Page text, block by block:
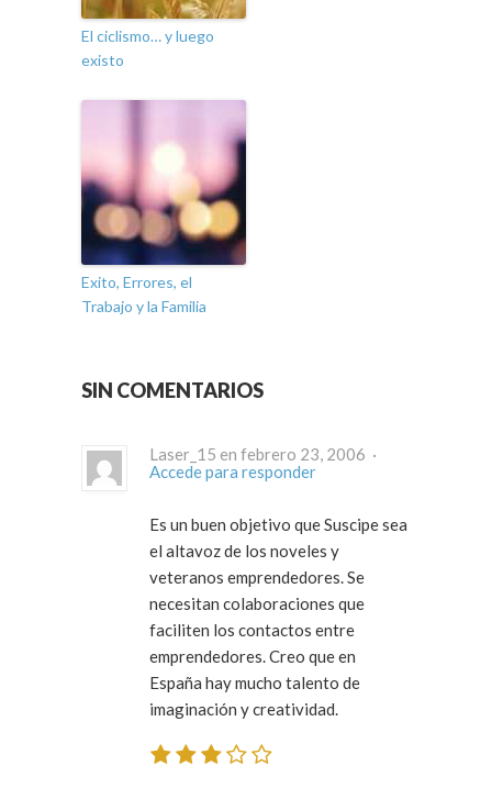
El ciclismo… y luego
existo
Exito, Errores, el
Trabajo y la Familia
SIN COMENTARIOS
Laser_15 en febrero 23, 2006 ·
Accede para responder
Es un buen objetivo que Suscipe sea
el altavoz de los noveles y
veteranos emprendedores. Se
necesitan colaboraciones que
faciliten los contactos entre
emprendedores. Creo que en
España hay mucho talento de
imaginación y creatividad.